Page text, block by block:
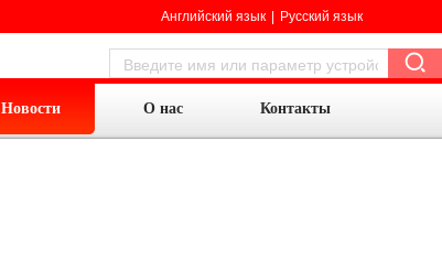
Новости О нас Контакты
Английский язык Русский язык